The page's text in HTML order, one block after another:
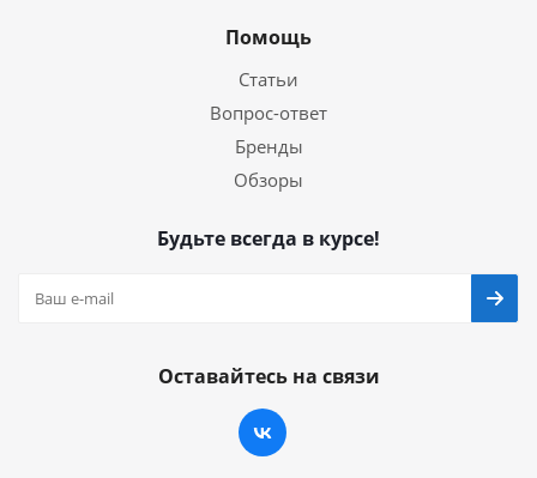
Помощь
Статьи
Вопрос-ответ
Бренды
Обзоры
Будьте всегда в курсе!
Оставайтесь на связи